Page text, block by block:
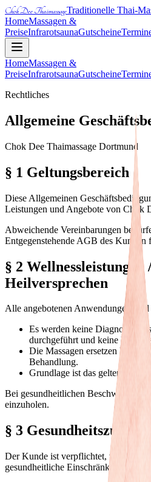
Chok Dee ThaimassageTraditionelle Thai-
HomeMassagen &
PreiseInfrarotsaunaGutscheine
HomeMassagen &
PreiseInfrarotsaunaGutscheine
Rechtliches
Allgemeine
Chok Dee Thaimassage Dortmund
§ 1 Geltungsbereich
Diese Allgemeinen
Leistungen und Angebote von Chok
Abweichende Vereinbarungen
Entgegenstehende AGB des
§ 2 Wellnessleistungen
Heilversprechen
Alle angebotenen Anwendungen sind
Es werden keine Diagnosen
durchgeführt und keine
Die Massagen ersetzen keinen
Behandlung.
Grundlage ist das geltende
Bei gesundheitlichen Beschwerden
einzuholen.
§ 3
Der Kunde ist verpflichtet, vor der
gesundheitliche Einschränkungen zu